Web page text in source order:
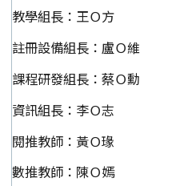
教學組長：王Ｏ方
註冊設備組長：盧Ｏ維
課程研發組長：蔡Ｏ勳
資訊組長：李Ｏ志
閱推教師：黃Ｏ瑑
數推教師：陳Ｏ嫣